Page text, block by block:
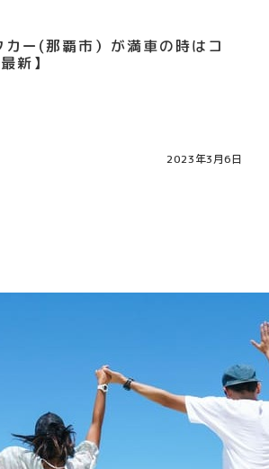
カー(那覇市）が満車の時はコ
新】
2023年3月6日